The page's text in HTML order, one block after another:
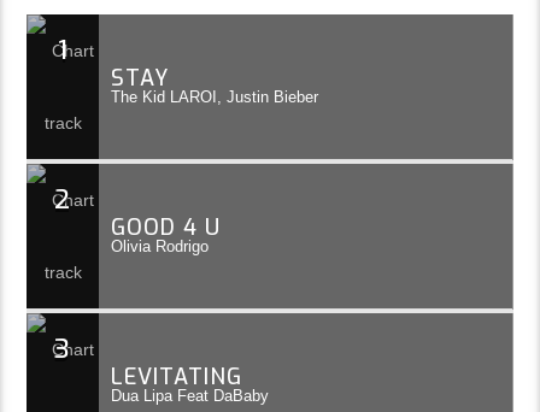
1
STAY
The Kid LAROI, Justin Bieber
2
GOOD 4 U
Olivia Rodrigo
3
LEVITATING
Dua Lipa Feat DaBaby